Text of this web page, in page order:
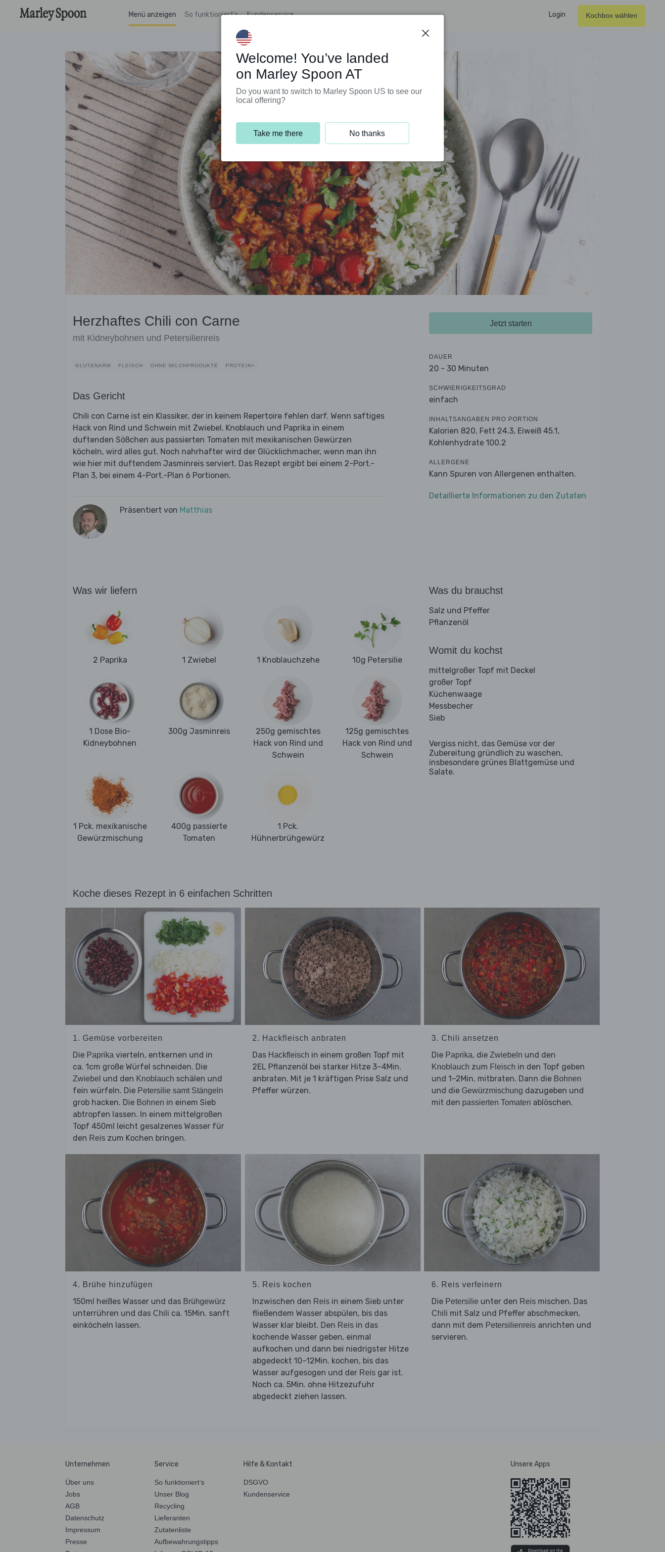
Menü anzeigen So funktioniert’s Kundenservice Login Kochbox wählen
Herzhaftes Chili con Carne
mit Kidneybohnen und Petersilienreis
GLUTENARM FLEISCH OHNE MILCHPRODUKTE PROTEIN+
Das Gericht
Chili con Carne ist ein Klassiker, der in keinem Repertoire fehlen darf. Wenn saftiges
Hack von Rind und Schwein mit Zwiebel, Knoblauch und Paprika in einem
duftenden Sößchen aus passierten Tomaten mit mexikanischen Gewürzen
köcheln, wird alles gut. Noch nahrhafter wird der Glücklichmacher, wenn man ihn
wie hier mit duftendem Jasminreis serviert. Das Rezept ergibt bei einem 2-Port.-
Plan 3, bei einem 4-Port.-Plan 6 Portionen.
Präsentiert von Matthias
Jetzt starten
DAUER
20 - 30 Minuten
SCHWIERIGKEITSGRAD
einfach
INHALTSANGABEN PRO PORTION
Kalorien 820, Fett 24.3, Eiweiß 45.1,
Kohlenhydrate 100.2
ALLERGENE
Kann Spuren von Allergenen enthalten.
Detaillierte Informationen zu den Zutaten
Was wir liefern
2 Paprika 1 Zwiebel 1 Knoblauchzehe 10g Petersilie
1 Dose Bio-
Kidneybohnen
300g Jasminreis
250g gemischtes
Hack von Rind und
Schwein
125g gemischtes
Hack von Rind und
Schwein
1 Pck. mexikanische
Gewürzmischung
400g passierte
Tomaten
1 Pck.
Hühnerbrühgewürz
Was du brauchst
Salz und Pfeffer
Pflanzenöl
Womit du kochst
mittelgroßer Topf mit Deckel
großer Topf
Küchenwaage
Messbecher
Sieb
Vergiss nicht, das Gemüse vor der
Zubereitung gründlich zu waschen,
insbesondere grünes Blattgemüse und
Salate.
Koche dieses Rezept in 6 einfachen Schritten
1. Gemüse vorbereiten
Die Paprika vierteln, entkernen und in
ca. 1cm große Würfel schneiden. Die
Zwiebel und den Knoblauch schälen und
fein würfeln. Die Petersilie samt Stängeln
grob hacken. Die Bohnen in einem Sieb
abtropfen lassen. In einem mittelgroßen
Topf 450ml leicht gesalzenes Wasser für
den Reis zum Kochen bringen.
2. Hackfleisch anbraten
Das Hackfleisch in einem großen Topf mit
2EL Pflanzenöl bei starker Hitze 3–4Min.
anbraten. Mit je 1 kräftigen Prise Salz und
Pfeffer würzen.
3. Chili ansetzen
Die Paprika, die Zwiebeln und den
Knoblauch zum Fleisch in den Topf geben
und 1–2Min. mitbraten. Dann die Bohnen
und die Gewürzmischung dazugeben und
mit den passierten Tomaten ablöschen.
4. Brühe hinzufügen
150ml heißes Wasser und das Brühgewürz
unterrühren und das Chili ca. 15Min. sanft
einköcheln lassen.
5. Reis kochen
Inzwischen den Reisin einem Sieb unter
fließendem Wasser abspülen, bis das
Wasser klar bleibt. Den Reisin das
kochende Wasser geben, einmal
aufkochen und dann bei niedrigster Hitze
abgedeckt 10–12Min. kochen, bis das
Wasser aufgesogen und der Reisgar ist.
Noch ca. 5Min. ohne Hitzezufuhr
abgedeckt ziehen lassen.
6. Reis verfeinern
Die Petersilie unter den Reis mischen. Das
Chili mit Salz und Pfeffer abschmecken,
dann mit dem Petersilienreis anrichten und
servieren.
Unternehmen
Über uns
Jobs
AGB
Datenschutz
Impressum
Presse
Service
So funktioniert’s
Unser Blog
Recycling
Lieferanten
Zutatenliste
Aufbewahrungstipps
Hilfe & Kontakt
DSGVO
Kundenservice
Unsere Apps
Welcome! You’ve landed
on Marley Spoon AT
Do you want to switch to Marley Spoon US to see our
local offering?
Take me there No thanks